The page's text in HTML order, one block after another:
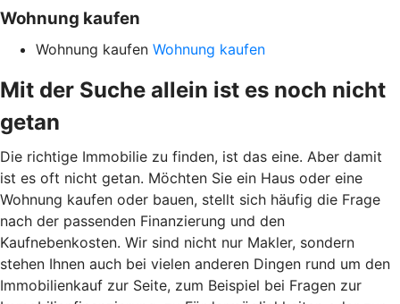
Wohnung kaufen
Wohnung kaufen Wohnung kaufen
Mit der Suche allein ist es noch nicht
getan
Die richtige Immobilie zu finden, ist das eine. Aber damit
ist es oft nicht getan. Möchten Sie ein Haus oder eine
Wohnung kaufen oder bauen, stellt sich häufig die Frage
nach der passenden Finanzierung und den
Kaufnebenkosten. Wir sind nicht nur Makler, sondern
stehen Ihnen auch bei vielen anderen Dingen rund um den
Immobilienkauf zur Seite, zum Beispiel bei Fragen zur